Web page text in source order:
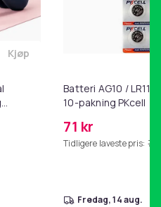
Legg Magetrener, 6-rørs
Kjøp
Batteri AG10 /
10-pakning PKcell
71 kr
Tidligere laveste pris: 76
fredag, 14 aug.